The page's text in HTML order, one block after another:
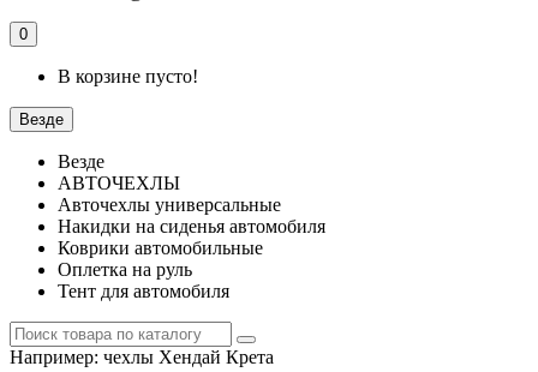
0
В корзине пусто!
Везде
Везде
АВТОЧЕХЛЫ
Авточехлы универсальные
Накидки на сиденья автомобиля
Коврики автомобильные
Оплетка на руль
Тент для автомобиля
Например: чехлы Хендай Крета